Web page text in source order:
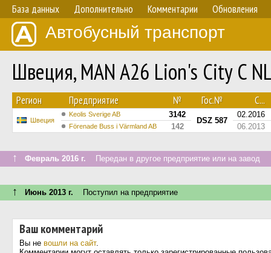
База данных Дополнительно Комментарии Обновления
Автобусный транспорт
Швеция, MAN A26 Lion's City C
Регион Предприятие № Гос.№ С...
Швеция
Keolis Sverige AB 3142
DSZ 587
02.2016
Förenade Buss i Värmland AB 142 06.2013
↑ Февраль 2016 г. Передан в другое предприятие или на завод
↑ Июнь 2013 г. Поступил на предприятие
Ваш комментарий
Вы не вошли на сайт.